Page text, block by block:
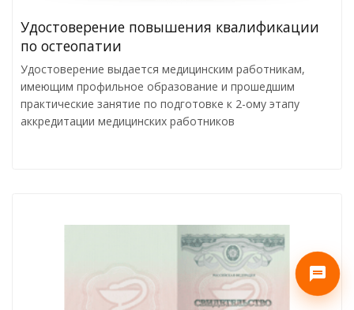
Удостоверение повышения квалификации
по остеопатии
Удостоверение выдается медицинским работникам,
имеющим профильное образование и прошедшим
практические занятие по подготовке к 2-ому этапу
аккредитации медицинских работников